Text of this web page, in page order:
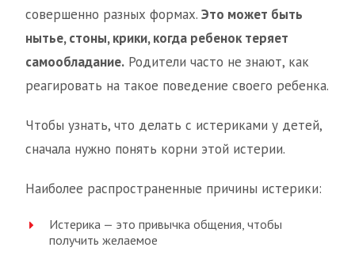
совершенно разных формах. Это может быть
нытье, стоны, крики, когда ребенок теряет
самообладание. Родители часто не знают, как
реагировать на такое поведение своего ребенка.
Чтобы узнать, что делать с истериками у детей,
сначала нужно понять корни этой истерии.
Наиболее распространенные причины истерики:
Истерика — это привычка общения, чтобы
получить желаемое